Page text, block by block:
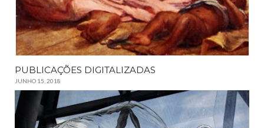
PUBLICAÇÕES DIGITALIZADAS
JUNHO 15, 2018